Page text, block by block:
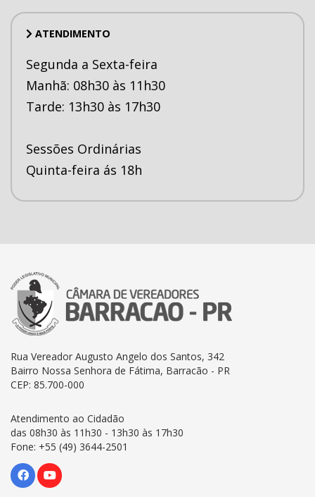
ATENDIMENTO
Segunda a Sexta-feira
Manhã: 08h30 às 11h30
Tarde: 13h30 às 17h30
Sessões Ordinárias
Quinta-feira ás 18h
Rua Vereador Augusto Angelo dos Santos, 342
Bairro Nossa Senhora de Fátima, Barracão - PR
CEP: 85.700-000
Atendimento ao Cidadão
das 08h30 às 11h30 - 13h30 às 17h30
Fone: +55 (49) 3644-2501